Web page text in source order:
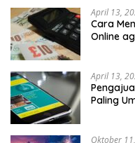
April 13,
Cara
Online
April 13,
Paling
Oktober